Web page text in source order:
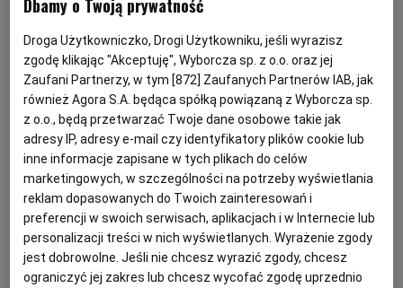
SOST, DIPY I INNE DODATKI
KUCHNIA INDYJSKA
KUCHNIA HISZPAŃSKA
KUCHNIA NIEMIECKA
GORZÓW WIELKOPOLSKI
KALISZ
KATOWICE
KIELCE
TYLKO ZDROWIE
KSIĄŻKI. MAGAZYN DO CZYTANIA
NASZA EUROPA
SŁÓWKA. MAGAZYN O JĘZYKU
JUTRONAUCI
ARCHIWUM
INNE SERWISY
GAZETA.PL
z produktów w promocyjnych
cenach?
DANIA OBIADOWE GAZETKI OSZCZĘDZANIE PROMOCJE Z MARKETÓW
Magazyn Kuchnia
Tańsza dorada, pieczarki, jaja i sery.
Oto, co z tych produktów można
przygotować na obiad lub kolację
BIEDRONKA GAZETKA PROMOCYJNA GAZETKI KOLACJA
Dbamy o Twoją prywatność
Droga Użytkowniczko, Drogi Użytkowniku, jeśli wyrazisz
zgodę klikając "Akceptuję", Wyborcza sp. z o.o. oraz jej
Zaufani Partnerzy, w tym [872] Zaufanych Partnerów IAB, jak
również Agora S.A. będąca spółką powiązaną z Wyborcza sp.
z o.o., będą przetwarzać Twoje dane osobowe takie jak
adresy IP, adresy e-mail czy identyfikatory plików cookie lub
inne informacje zapisane w tych plikach do celów
marketingowych, w szczególności na potrzeby wyświetlania
reklam dopasowanych do Twoich zainteresowań i
preferencji w swoich serwisach, aplikacjach i w Internecie lub
personalizacji treści w nich wyświetlanych. Wyrażenie zgody
jest dobrowolne. Jeśli nie chcesz wyrazić zgody, chcesz
ograniczyć jej zakres lub chcesz wycofać zgodę uprzednio